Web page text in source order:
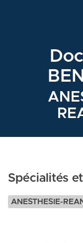
Spécialités
ANESTHESIE-